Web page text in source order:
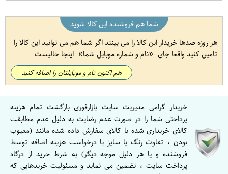
شما هم فروشنده این کالا شوید
هر روزه صدها خریدار این کالا را می بینند اگر شما هم می توانید این کالا را
تامین کنید واقعا جای
نام و شماره موبایل شما اینجا خالیست
هم اکنون نام و موبایلتان را اضافه کنید
خریدار گرامی مدیریت سایت بازارفوری بازگشت تمام هزینه
پرداختی شما را در صورت عدم رضایت به دلیل عدم مطابقت
کالای خریداری شده با کالای سفارش داده شده مانند (معیوب
بودن ، تفاوت رنگ یا سایز یا درخواست هزینه اضافه توسط
فروشنده و یا هر دلیل موجه دیگر) به شرط خرید از درگاه
پرداخت سایت ، تضمین می نماید و مسئولیت خریدهایی که